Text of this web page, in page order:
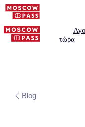
τώρα
Blog